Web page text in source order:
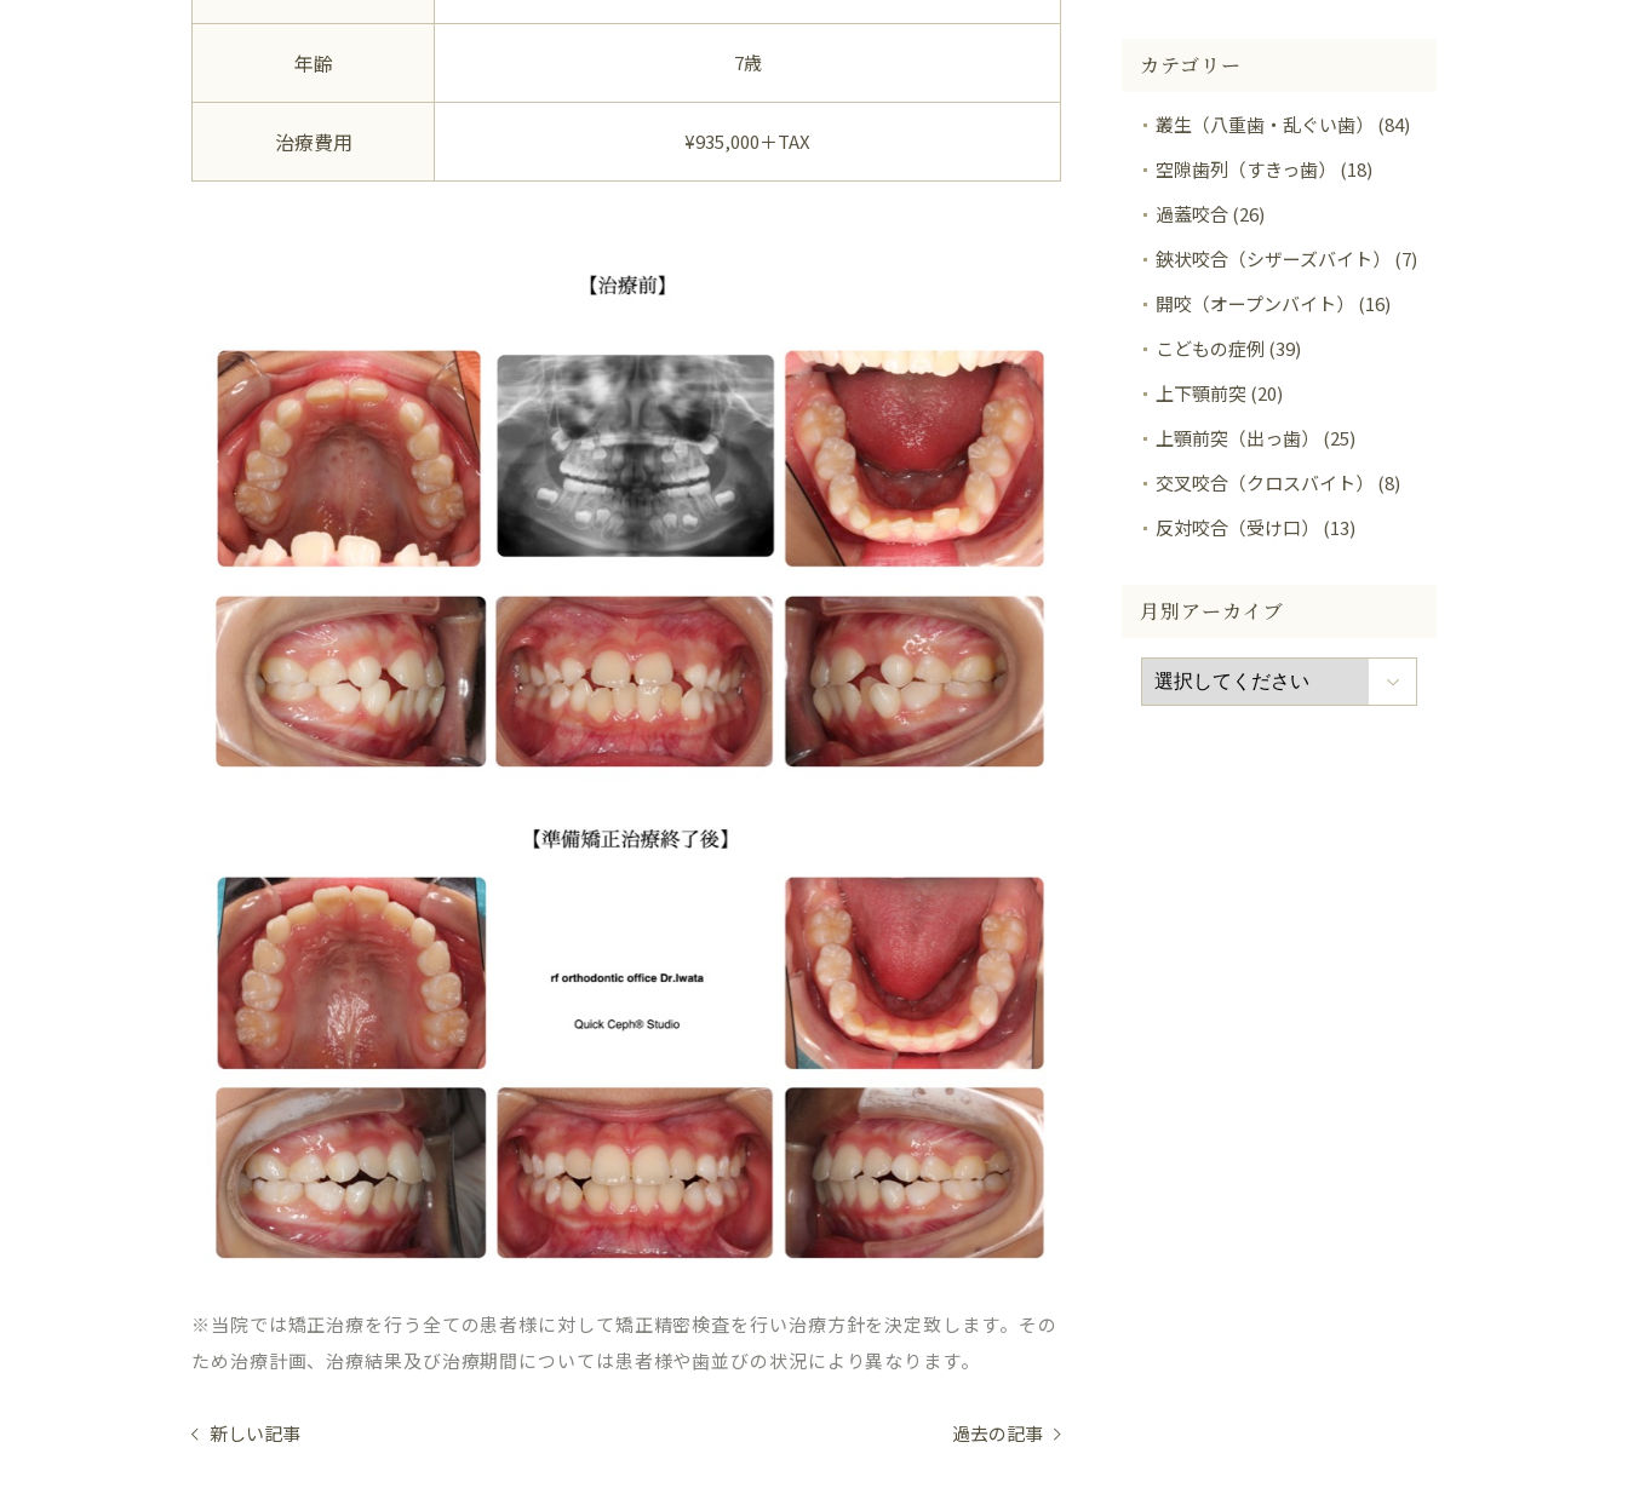
年齢 7歳
治療費用 ¥935,000＋TAX
※当院では矯正治療を行う全ての患者様に対して矯正精密検査を行い治療方針を決定致します。その
ため治療計画、治療結果及び治療期間については患者様や歯並びの状況により異なります。
新しい記事 過去の記事
カテゴリー
叢生（八重歯・乱ぐい歯） (84)
空隙歯列（すきっ歯） (18)
過蓋咬合 (26)
鋏状咬合（シザーズバイト） (7)
開咬（オープンバイト） (16)
こどもの症例 (39)
上下顎前突 (20)
上顎前突（出っ歯） (25)
交叉咬合（クロスバイト） (8)
反対咬合（受け口） (13)
月別アーカイブ
CLINIC CONTENTS
ホーム
コンセプト
ドクター紹介
オンライン初診相談
料金表
アクセス・院内紹介
クリニックブログ
TREATMENT CONTENTS
矯正歯科について
マウスピース型矯正装置（インビザライン）
ワイヤーによる表側矯正